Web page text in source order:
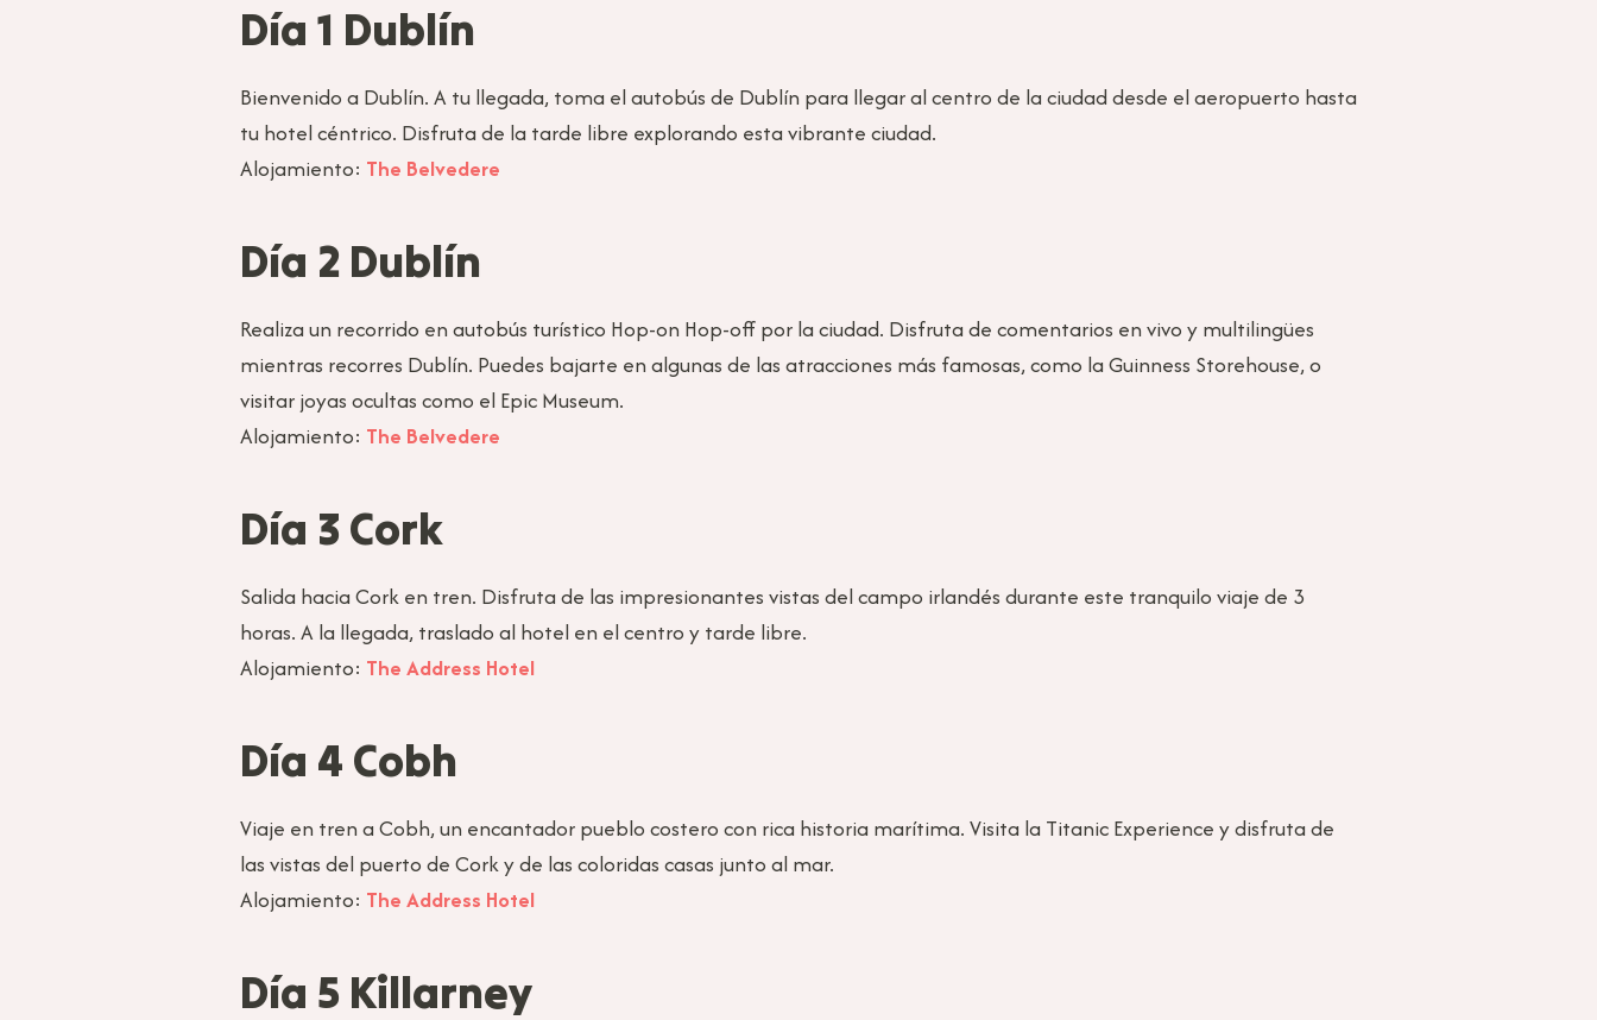
Día 1 Dublín
Bienvenido a Dublín. A tu llegada, toma el autobús de Dublín para llegar al centro de la ciudad desde el aeropuerto hasta
tu hotel céntrico. Disfruta de la tarde libre explorando esta vibrante ciudad.
Alojamiento: The Belvedere
Día 2 Dublín
Realiza un recorrido en autobús turístico Hop-on Hop-off por la ciudad. Disfruta de comentarios en vivo y multilingües
mientras recorres Dublín. Puedes bajarte en algunas de las atracciones más famosas, como la Guinness Storehouse, o
visitar joyas ocultas como el Epic Museum.
Alojamiento: The Belvedere
Día 3 Cork
Salida hacia Cork en tren. Disfruta de las impresionantes vistas del campo irlandés durante este tranquilo viaje de 3
horas. A la llegada, traslado al hotel en el centro y tarde libre.
Alojamiento: The Address Hotel
Día 4 Cobh
Viaje en tren a Cobh, un encantador pueblo costero con rica historia marítima. Visita la Titanic Experience y disfruta de
las vistas del puerto de Cork y de las coloridas casas junto al mar.
Alojamiento: The Address Hotel
Día 5 Killarney